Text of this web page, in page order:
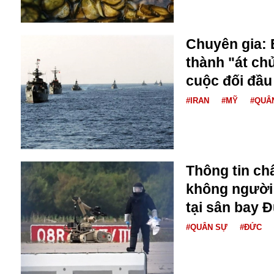
Bulagria
Chính trị
Công nghệ
Chuyện hay
Chuyện lạ
Cuộc sống quanh ta
Casino
Chi hội phụ nữ TTTM Mátxcơva
Chính trị Nga
Chợ Vòm
Cảnh sát
Cấm bay
Cao tốc
Chuyên gia:
thành "át
cuộc đối
#IRAN #MỸ
Thông tin
không
tại sân bay
#QUÂN SỰ #ĐỨC